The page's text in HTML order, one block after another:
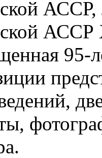
АССР,
АССР
95-